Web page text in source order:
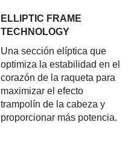
ELLIPTIC FRAME
TECHNOLOGY
Una sección elíptica que
optimiza la estabilidad en el
corazón de la raqueta para
maximizar el efecto
trampolín de la cabeza y
proporcionar más potencia.